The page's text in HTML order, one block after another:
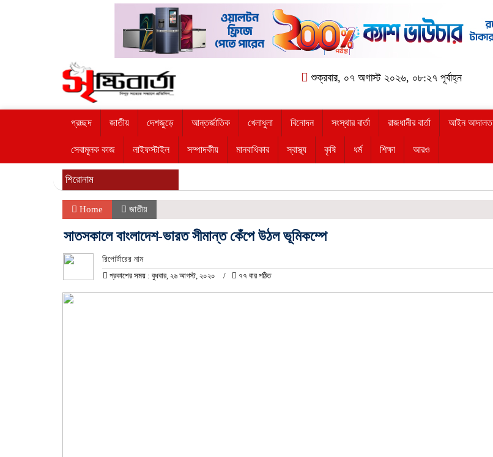
শুক্রবার, ০৭ অগাস্ট ২০২৬, ০৮:২৭ পূর্বাহ্ন
প্রচ্ছদ জাতীয় দেশজুড়ে আন্তর্জাতিক খেলাধুলা বিনোদন সংস্থার বার্তা রাজধানীর বার্তা আইন আদালত
সেবামূলক কাজ লাইফস্টাইল সম্পাদকীয় মানবাধিকার স্বাস্থ্য কৃষি ধর্ম শিক্ষা আরও
শিরোনাম
Home জাতীয়
সাতসকালে বাংলাদেশ-ভারত সীমান্ত কেঁপে উঠল ভূমিকম্পে
রিপোর্টারের নাম
প্রকাশের সময় : বুধবার, ২৬ আগস্ট, ২০২০
৭৭ বার পঠিত